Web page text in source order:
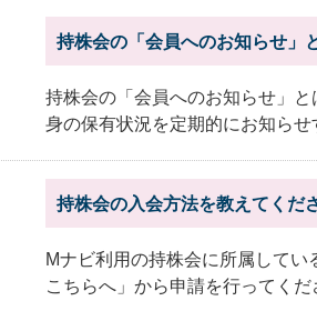
持株会の「会員へのお知らせ」
持株会の「会員へのお知らせ」
身の保有状況を定期的にお知ら
持株会の入会方法を教えてくださ
Mナビ利用の持株会に所属して
こちらへ」から申請を行ってく